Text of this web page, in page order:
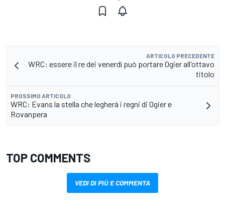
ARTICOLO PRECEDENTE
WRC: essere il re dei venerdì può portare Ogier all'ottavo
titolo
PROSSIMO ARTICOLO
WRC: Evans la stella che legherà i regni di Ogier e
Rovanpera
TOP COMMENTS
VEDI DI PIÙ E COMMENTA